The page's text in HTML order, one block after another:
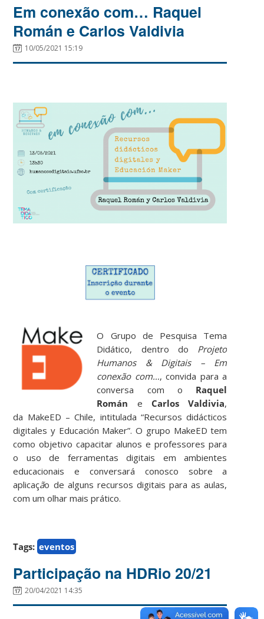
Em conexão com… Raquel
Román e Carlos Valdivia
10/05/2021 15:19
O Grupo de Pesquisa Tema
Didático, dentro do Projeto
Humanos & Digitais – Em
conexão com…, convida para a
conversa com o Raquel
Román e Carlos Valdivia,
da MakeED – Chile, intitulada “Recursos didácticos
digitales y Educación Maker”. O grupo MakeED tem
como objetivo capacitar alunos e professores para
o uso de ferramentas digitais em ambientes
educacionais e conversará conosco sobre a
aplicação de alguns recursos digitais para as aulas,
com um olhar mais prático.
Tags: eventos
Participação na HDRio 20/21
20/04/2021 14:35